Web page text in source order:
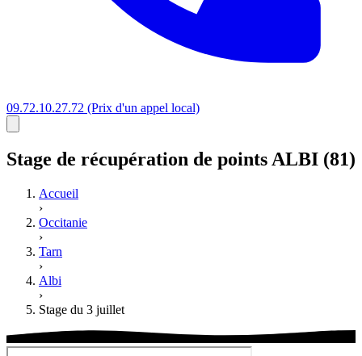
09.72.10.27.72 (Prix d'un appel local)
Stage de récupération de points ALBI (81)
Accueil
›
Occitanie
›
Tarn
›
Albi
›
Stage du 3 juillet